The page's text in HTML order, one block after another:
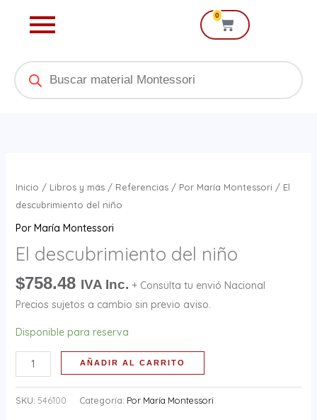
0
Cart
Products
search
Inicio / Libros y más/ Referencias/ Por María Montessori / El
descubrimiento del niño
Por María Montessori
El descubrimiento del niño
$758.48 IVA Inc. + Consulta tu envió Nacional
Precios sujetos a cambio sin previo aviso.
Disponible para reserva
descubrimiento
del
AÑADIR AL CARRITO
SKU: 546100 Categoría: Por María Montessori